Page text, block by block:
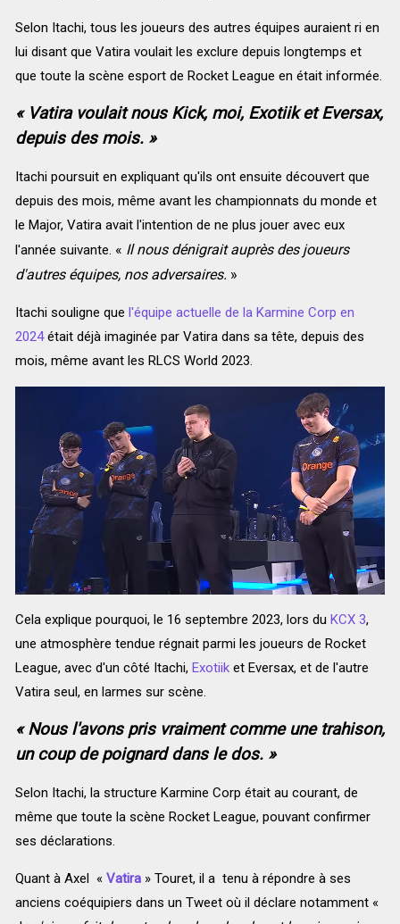
Selon Itachi, tous les joueurs des autres équipes auraient ri en
lui disant que Vatira voulait les exclure depuis longtemps et
que toute la scène esport de Rocket League en était informée.
« Vatira voulait nous Kick, moi, Exotiik et Eversax,
depuis des mois. »
Itachi poursuit en expliquant qu'ils ont ensuite découvert que
depuis des mois, même avant les championnats du monde et
le Major, Vatira avait l'intention de ne plus jouer avec eux
l'année suivante. « Il nous dénigrait auprès des joueurs
d'autres équipes, nos adversaires. »
Itachi souligne que l'équipe actuelle de la Karmine Corp en
2024était déjà imaginée par Vatira dans sa tête, depuis des
mois, même avant les RLCS World 2023.
Cela explique pourquoi, le 16 septembre 2023, lors du KCX 3,
une atmosphère tendue régnait parmi les joueurs de Rocket
League, avec d'un côté Itachi, Exotiiket Eversax, et de l'autre
Vatira seul, en larmes sur scène.
« Nous l'avons pris vraiment comme une trahison,
un coup de poignard dans le dos. »
Selon Itachi, la structure Karmine Corp était au courant, de
même que toute la scène Rocket League, pouvant confirmer
ses déclarations.
Quant à Axel « Vatira » Touret, il a tenu à répondre à ses
anciens coéquipiers dans un Tweet où il déclare notamment «